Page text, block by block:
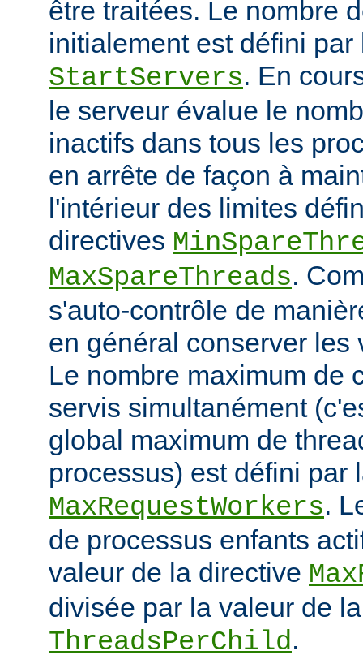
être traitées. Le nombre
initialement est défini par
StartServers. En
le serveur évalue le
inactifs dans tous les
en arrête de façon à
l'intérieur des limites
directives
MaxSpareThreads.
s'auto-contrôle de
en général conserver les
Le nombre maximum de
servis simultanément
global maximum de
processus) est défini par
MaxRequestWorkers.
de processus enfants
valeur de la directive
divisée par la valeur de
ThreadsPerChild.